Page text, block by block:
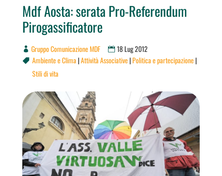
Mdf Aosta: serata Pro-Referendum
Pirogassificatore
Gruppo Comunicazione MDF 18 Lug 2012
 Ambiente e Clima |Attività Associative|Politica e partecipazione|
Stili di vita